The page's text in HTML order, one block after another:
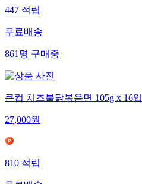
447 적립
무료배송
861 명 구매중
큰컵 치즈불닭볶음면 105g x 16입
27,000원
810 적립